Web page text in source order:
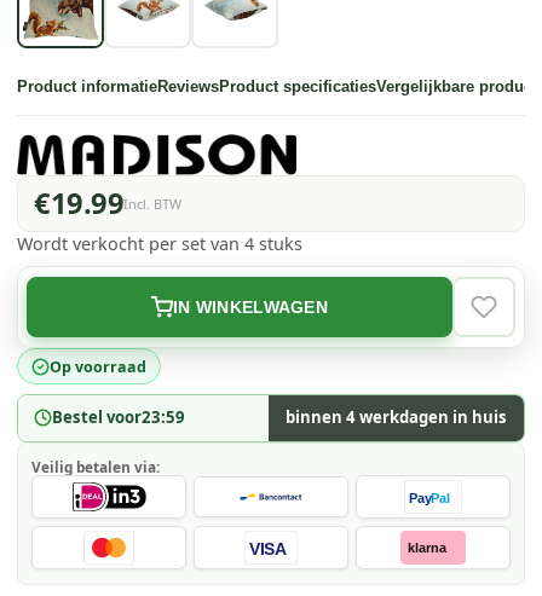
Product informatieReviewsProduct specificatiesVergelijkbare
€19.99Incl. BTW
Op voorraad
Bestel voor23:59 binnen 4 werkdagen in huis
Wordt verkocht per set van 4 stuks
IN WINKELWAGEN
Veilig betalen via:
PayPal
VISA klarna